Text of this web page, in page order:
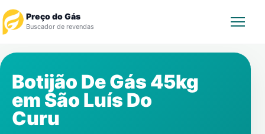
Preço do Gás
Buscador de revendas
Revendedor
Notícias
Botijão De Gás 45kg
em São Luís Do
Curu